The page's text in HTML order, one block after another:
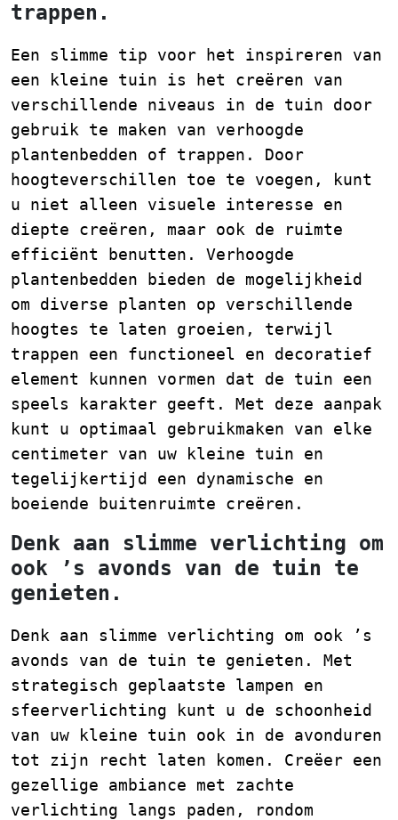
trappen.
Een slimme tip voor het inspireren van
een kleine tuin is het creëren van
verschillende niveaus in de tuin door
gebruik te maken van verhoogde
plantenbedden of trappen. Door
hoogteverschillen toe te voegen, kunt
u niet alleen visuele interesse en
diepte creëren, maar ook de ruimte
efficiënt benutten. Verhoogde
plantenbedden bieden de mogelijkheid
om diverse planten op verschillende
hoogtes te laten groeien, terwijl
trappen een functioneel en decoratief
element kunnen vormen dat de tuin een
speels karakter geeft. Met deze aanpak
kunt u optimaal gebruikmaken van elke
centimeter van uw kleine tuin en
tegelijkertijd een dynamische en
boeiende buitenruimte creëren.
Denk aan slimme verlichting om
ook ’s avonds van de tuin te
genieten.
Denk aan slimme verlichting om ook ’s
avonds van de tuin te genieten. Met
strategisch geplaatste lampen en
sfeerverlichting kunt u de schoonheid
van uw kleine tuin ook in de avonduren
tot zijn recht laten komen. Creëer een
gezellige ambiance met zachte
verlichting langs paden, rondom